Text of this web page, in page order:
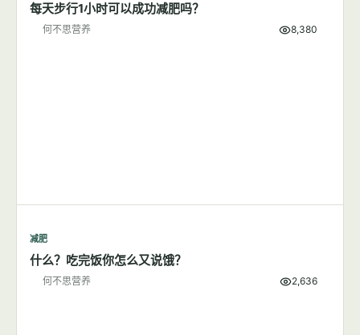
每天步行1小时可以成功减肥吗？
何不思营养 8,380
减肥
什么？吃完饭你怎么又说饿？
何不思营养 2,636